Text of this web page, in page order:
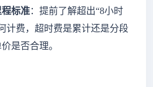
标准：提前了解超出“8小时
计费，超时费是累计还是分段
是否合理。